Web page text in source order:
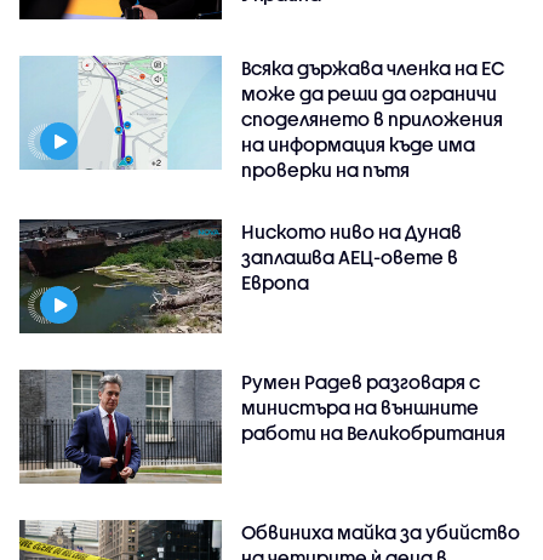
Всяка държава членка на ЕС
може да реши да ограничи
споделянето в приложения
на информация къде има
проверки на пътя
Ниското ниво на Дунав
заплашва АЕЦ-овете в
Европа
Румен Радев разговаря с
министъра на външните
работи на Великобритания
Обвиниха майка за убийство